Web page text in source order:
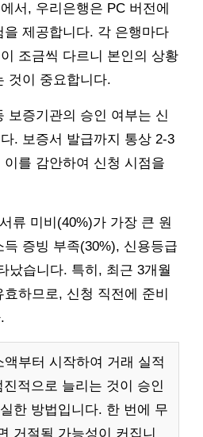
서, 우리은행은 PC 버전에
제공합니다. 각 은행마다
조금씩 다르니 본인의 상황
것이 중요합니다.
보증기관의 승인 여부는 신
. 보증서 발급까지 통상 2-3
를 감안하여 신청 시점을
류 미비(40%)가 가장 큰 원
증빙 부족(30%), 신용등급
났습니다. 특히, 최근 3개월
하므로, 신청 직전에 준비
액부터 시작하여 거래 실적
적으로 늘리는 것이 승인
한 방법입니다. 한 번에 무
거절될 가능성이 커집니